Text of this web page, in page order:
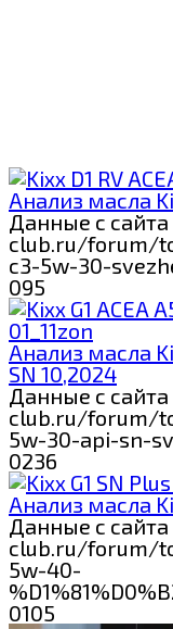
Анализ масла
Данные с
club.ru/forum/
c3-5w-30-
095
Анализ масла
SN 10,2024
Данные с
club.ru/forum/
5w-30-api-sn-
0236
Анализ масла
Данные с
club.ru/forum/
5w-40-
0105